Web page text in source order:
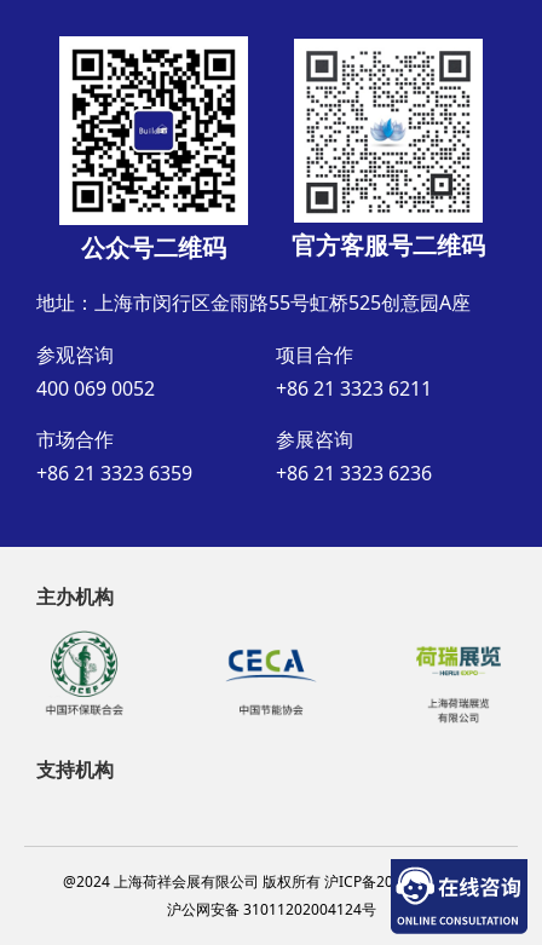
公众号二维码 官方客服号二维码
地址：上海市闵行区金雨路55号虹桥525创意园A座
参观咨询
400 069 0052
项目合作
+86 21 3323 6211
市场合作
+86 21 3323 6359
参展咨询
+86 21 3323 6236
主办机构
支持机构
@2024 上海荷祥会展有限公司 版权所有 沪ICP备20012314号-13
沪公网安备 31011202004124号